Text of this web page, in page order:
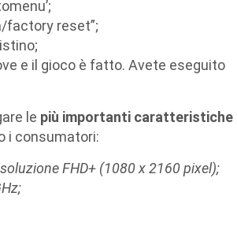
factory reset”;
e il gioco è fatto. Avete eseguito
le più importanti caratteristiche
i consumatori:
FHD+ (1080 x 2160 pixel);